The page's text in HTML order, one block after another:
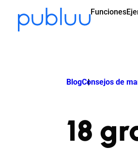
Funciones
BlogConsejos de
18